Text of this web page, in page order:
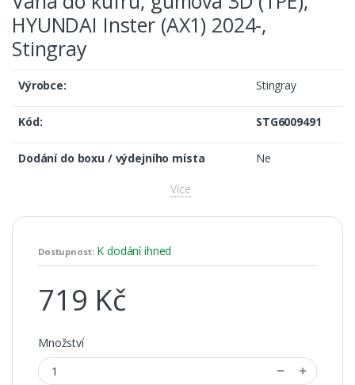
HYUNDAI Inster (AX1) 2024-,
Stingray
Výrobce: Stingray
Kód: STG6009491
Dodání do boxu / výdejního místa Ne
Více
Dostupnost: K dodání ihned
719 Kč
Množství